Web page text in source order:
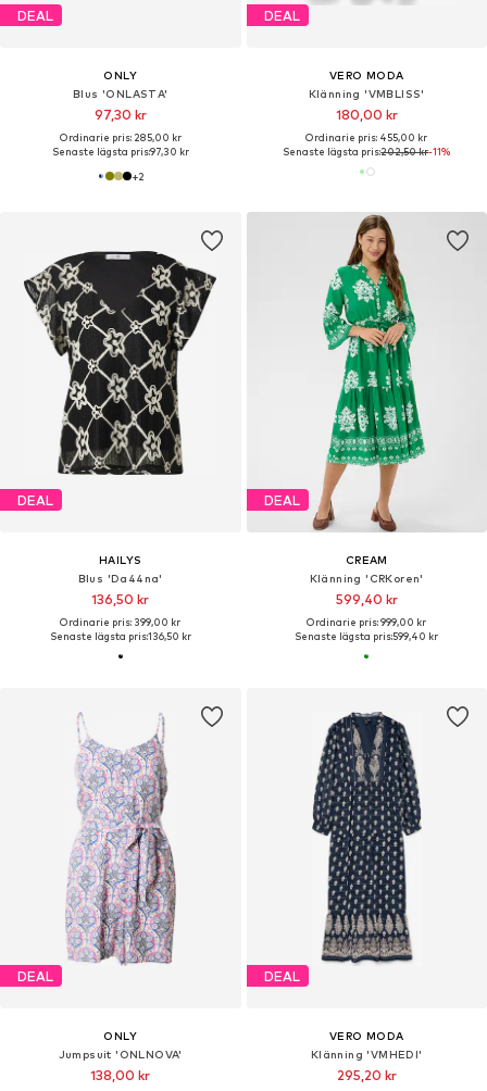
DEAL
ONLY
Blus 'ONLASTA'
97,30 kr
Ordinarie pris: 285,00 kr
Senaste lägsta pris:97,30 kr
+2
DEAL
VERO MODA
Klänning 'VMBLISS'
180,00 kr
Ordinarie pris: 455,00 kr
Senaste lägsta pris:202,50 kr-11%
DEAL
HAILYS
Blus 'Da44na'
136,50 kr
Ordinarie pris: 399,00 kr
Senaste lägsta pris:136,50 kr
DEAL
CREAM
Klänning 'CRKoren'
599,40 kr
Ordinarie pris: 999,00 kr
Senaste lägsta pris:599,40 kr
DEAL
ONLY
Jumpsuit 'ONLNOVA'
138,00 kr
DEAL
VERO MODA
Klänning 'VMHEDI'
295,20 kr